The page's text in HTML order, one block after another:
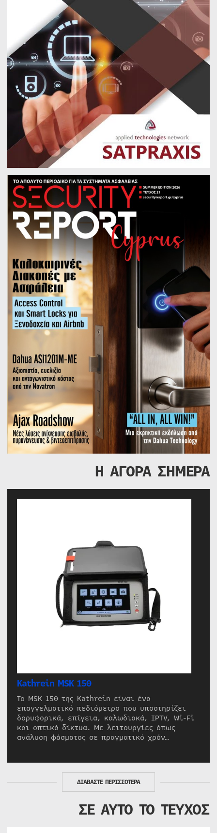
Η ΑΓΟΡΑ ΣΗΜΕΡΑ
Kathrein MSK 150
Το MSK 150 της Kathrein είναι ένα
επαγγελματικό πεδιόμετρο που υποστηρίζει
δορυφορικά, επίγεια, καλωδιακά, IPTV, Wi-Fi
και οπτικά δίκτυα. Με λειτουργίες όπως
ανάλυση φάσματος σε πραγματικό χρόν…
ΔΙΑΒΑΣΤΕ ΠΕΡΙΣΣΟΤΕΡΑ
ΣΕ ΑΥΤΟ ΤΟ ΤΕΥΧΟΣ